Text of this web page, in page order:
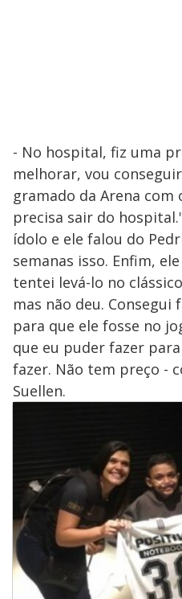
- No hospital, fiz uma
melhorar, vou
gramado da Arena com
precisa sair do
ídolo e ele falou do
semanas isso. Enfim,
tentei levá-lo no
mas não deu. Consegui
para que ele fosse no
que eu puder fazer
fazer. Não tem preço -
Suellen.